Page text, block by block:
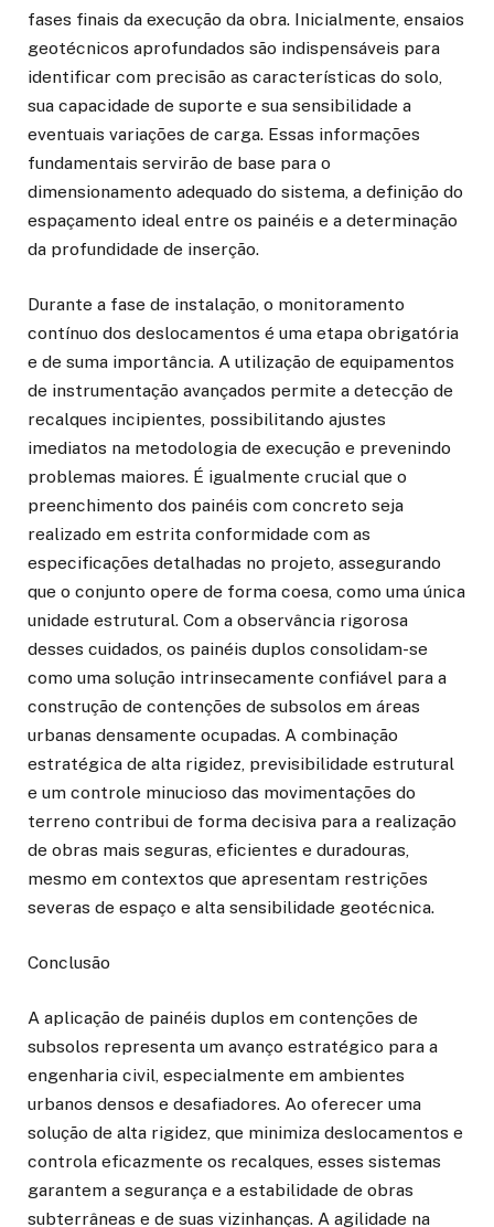
fases finais da execução da obra. Inicialmente, ensaios
geotécnicos aprofundados são indispensáveis para
identificar com precisão as características do solo,
sua capacidade de suporte e sua sensibilidade a
eventuais variações de carga. Essas informações
fundamentais servirão de base para o
dimensionamento adequado do sistema, a definição do
espaçamento ideal entre os painéis e a determinação
da profundidade de inserção.
Durante a fase de instalação, o monitoramento
contínuo dos deslocamentos é uma etapa obrigatória
e de suma importância. A utilização de equipamentos
de instrumentação avançados permite a detecção de
recalques incipientes, possibilitando ajustes
imediatos na metodologia de execução e prevenindo
problemas maiores. É igualmente crucial que o
preenchimento dos painéis com concreto seja
realizado em estrita conformidade com as
especificações detalhadas no projeto, assegurando
que o conjunto opere de forma coesa, como uma única
unidade estrutural. Com a observância rigorosa
desses cuidados, os painéis duplos consolidam-se
como uma solução intrinsecamente confiável para a
construção de contenções de subsolos em áreas
urbanas densamente ocupadas. A combinação
estratégica de alta rigidez, previsibilidade estrutural
e um controle minucioso das movimentações do
terreno contribui de forma decisiva para a realização
de obras mais seguras, eficientes e duradouras,
mesmo em contextos que apresentam restrições
severas de espaço e alta sensibilidade geotécnica.
Conclusão
A aplicação de painéis duplos em contenções de
subsolos representa um avanço estratégico para a
engenharia civil, especialmente em ambientes
urbanos densos e desafiadores. Ao oferecer uma
solução de alta rigidez, que minimiza deslocamentos e
controla eficazmente os recalques, esses sistemas
garantem a segurança e a estabilidade de obras
subterrâneas e de suas vizinhanças. A agilidade na